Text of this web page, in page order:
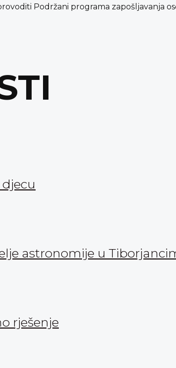
Podržani programa zapošljavanja
astronomije u
rješenje